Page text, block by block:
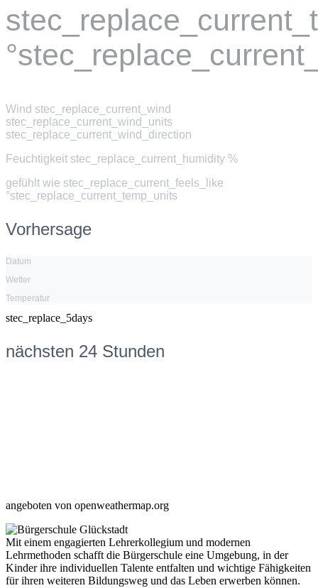
Wind stec_replace_current_wind
stec_replace_current_wind_units
stec_replace_current_wind_direction
Feuchtigkeit stec_replace_current_humidity %
gefühlt wie stec_replace_current_feels_like
°stec_replace_current_temp_units
Vorhersage
Datum
Wetter
Temperatur
stec_replace_5days
nächsten 24 Stunden
angeboten von openweathermap.org
Mit einem engagierten Lehrerkollegium und modernen
Lehrmethoden schafft die Bürgerschule eine Umgebung, in der
Kinder ihre individuellen Talente entfalten und wichtige Fähigkeiten
für ihren weiteren Bildungsweg und das Leben erwerben können.